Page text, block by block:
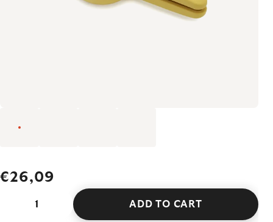
€26,09
ADD TO CART